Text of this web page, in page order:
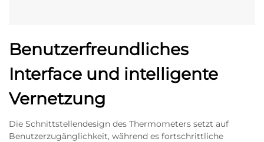
Benutzerfreundliches
Interface und intelligente
Vernetzung
Die Schnittstellendesign des Thermometers setzt auf
Benutzerzugänglichkeit, während es fortschrittliche